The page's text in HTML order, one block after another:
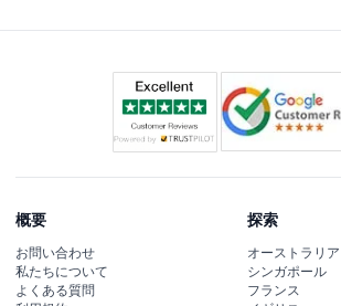
概要
お問い合わせ
私たちについて
よくある質問
探索
オーストラリア
シンガポール
フランス